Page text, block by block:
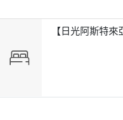
【日光阿斯特